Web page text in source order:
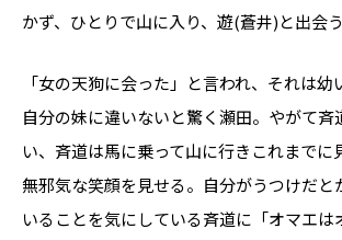
かず、ひとりで山に入り、遊(蒼井)と出会う
「女の天狗に会った」と言われ、それは
自分の妹に違いないと驚く瀬田。やがて斉
い、斉道は馬に乗って山に行きこれまでに
無邪気な笑顔を見せる。自分がうつけだと
いることを気にしている斉道に「オマエは